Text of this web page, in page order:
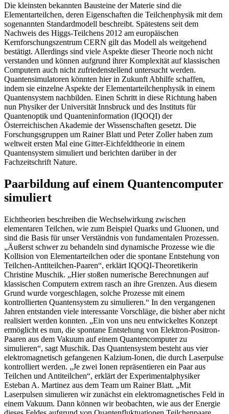
Die kleinsten bekannten Bausteine der Materie sind die
Elementarteilchen, deren Eigenschaften die Teilchenphysik mit dem
sogenannten Standardmodell beschreibt. Spätestens seit dem
Nachweis des Higgs-Teilchens 2012 am europäischen
Kernforschungszentrum CERN gilt das Modell als weitgehend
bestätigt. Allerdings sind viele Aspekte dieser Theorie noch nicht
verstanden und können aufgrund ihrer Komplexität auf klassischen
Computern auch nicht zufriedenstellend untersucht werden.
Quantensimulatoren könnten hier in Zukunft Abhilfe schaffen,
indem sie einzelne Aspekte der Elementarteilchenphysik in einem
Quantensystem nachbilden. Einen Schritt in diese Richtung haben
nun Physiker der Universität Innsbruck und des Instituts für
Quantenoptik und Quanteninformation (IQOQI) der
Österreichischen Akademie der Wissenschaften gesetzt. Die
Forschungsgruppen um Rainer Blatt und Peter Zoller haben zum
weltweit ersten Mal eine Gitter-Eichfeldtheorie in einem
Quantensystem simuliert und berichten darüber in der
Fachzeitschrift Nature.
Paarbildung auf einem Quantencomputer
simuliert
Eichtheorien beschreiben die Wechselwirkung zwischen
elementaren Teilchen, wie zum Beispiel Quarks und Gluonen, und
sind die Basis für unser Verständnis von fundamentalen Prozessen.
„Äußerst schwer zu behandeln sind dynamische Prozesse wie die
Kollision von Elementarteilchen oder die spontane Entstehung von
Teilchen-Antiteilchen-Paaren“, erklärt IQOQI-Theoretikerin
Christine Muschik. „Hier stoßen numerische Berechnungen auf
klassischen Computern extrem rasch an ihre Grenzen. Aus diesem
Grund wurde vorgeschlagen, solche Prozesse mit einem
kontrollierten Quantensystem zu simulieren.“ In den vergangenen
Jahren entstanden viele interessante Vorschläge, die bisher aber nicht
realisiert werden konnten. „Ein von uns neu entwickeltes Konzept
ermöglicht es nun, die spontane Entstehung von Elektron-Positron-
Paaren aus dem Vakuum auf einem Quantencomputer zu
simulieren“, sagt Muschik. Das Quantensystem besteht aus vier
elektromagnetisch gefangenen Kalzium-Ionen, die durch Laserpulse
kontrolliert werden. „Je zwei Ionen repräsentieren ein Paar aus
Teilchen und Antiteilchen“, erklärt der Experimentalphysiker
Esteban A. Martinez aus dem Team um Rainer Blatt. „Mit
Laserpulsen simulieren wir zunächst ein elektromagnetisches Feld in
einem Vakuum. Dann können wir beobachten, wie aus der Energie